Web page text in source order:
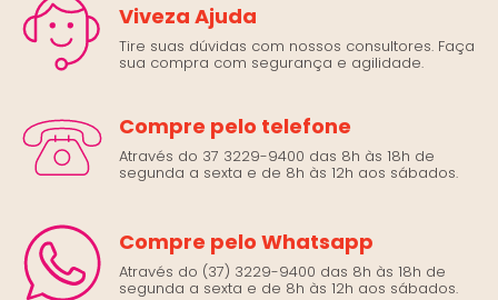
Viveza Ajuda
Tire suas dúvidas com nossos consultores. Faça
sua compra com segurança e agilidade.
Compre pelo telefone
Através do 37 3229-9400 das 8h às 18h de
segunda a sexta e de 8h às 12h aos sábados.
Compre pelo Whatsapp
Através do (37) 3229-9400 das 8h às 18h de
segunda a sexta e de 8h às 12h aos sábados.